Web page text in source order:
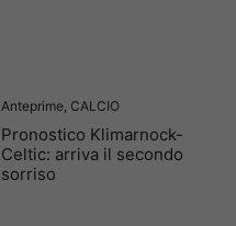
Anteprime, CALCIO
Pronostico Klimarnock-
Celtic: arriva il secondo
sorriso